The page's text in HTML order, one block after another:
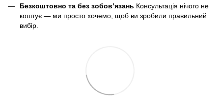
Безкоштовно та без зобов’язань Консультація нічого не
коштує — ми просто хочемо, щоб ви зробили правильний
вибір.